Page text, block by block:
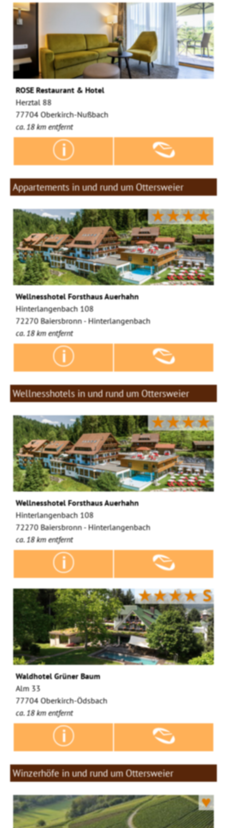
ROSE Restaurant & Hotel
Herztal 88
77704 Oberkirch-Nußbach
ca. 18 km entfernt
Appartements in und rund um Ottersweier
★★★★
Wellnesshotel Forsthaus Auerhahn
Hinterlangenbach 108
72270 Baiersbronn - Hinterlangenbach
ca. 18 km entfernt
Wellnesshotels in und rund um Ottersweier
★★★★
Wellnesshotel Forsthaus Auerhahn
Hinterlangenbach 108
72270 Baiersbronn - Hinterlangenbach
ca. 18 km entfernt
★★★★S
Waldhotel Grüner Baum
Alm 33
77704 Oberkirch-Ödsbach
ca. 18 km entfernt
Winzerhöfe in und rund um Ottersweier
♥